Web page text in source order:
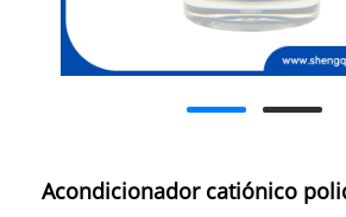
Acondicionador catiónico